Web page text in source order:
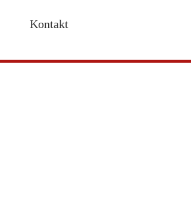
Kontakt